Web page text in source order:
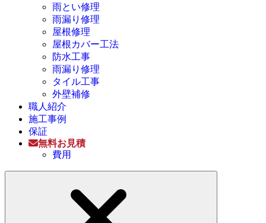
雨とい修理
雨漏り修理
屋根修理
屋根カバー工法
防水工事
雨漏り修理
タイル工事
外壁補修
職人紹介
施工事例
保証
無料お見積
費用